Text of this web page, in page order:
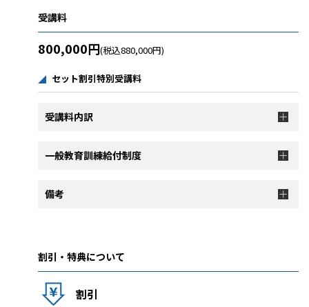
受講料
800,000円(税込880,000円)
セット割引特別受講料
受講料内訳
一般教育訓練給付制度
備考
割引・特典について
割引